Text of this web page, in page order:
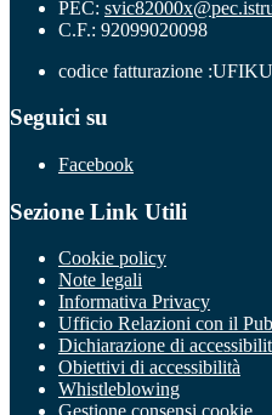
PEC:
C.F.: 92099020098
codice fatturazione
Seguici su
Facebook
Sezione Link Utili
Cookie policy
Note legali
Informativa Privacy
Ufficio Relazioni con il
Dichiarazione di
Obiettivi di accessibilità
Whistleblowing